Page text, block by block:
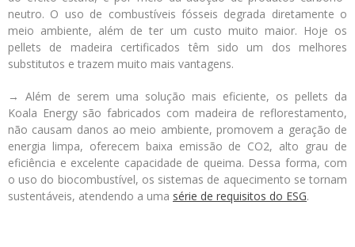
neutro. O uso de combustíveis fósseis degrada diretamente o
meio ambiente, além de ter um custo muito maior. Hoje os
pellets de madeira certificados têm sido um dos melhores
substitutos e trazem muito mais vantagens.
→ Além de serem uma solução mais eficiente, os pellets da
Koala Energy são fabricados com madeira de reflorestamento,
não causam danos ao meio ambiente, promovem a geração de
energia limpa, oferecem baixa emissão de CO2, alto grau de
eficiência e excelente capacidade de queima. Dessa forma, com
o uso do biocombustível, os sistemas de aquecimento se tornam
sustentáveis, atendendo a uma série de requisitos do ESG.